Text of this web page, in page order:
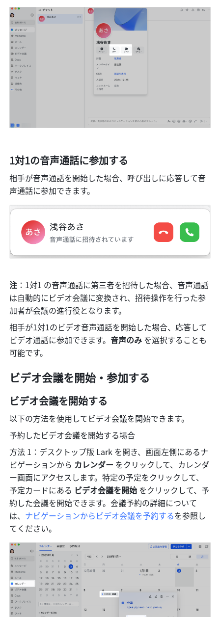
1対1の音声通話に参加する
相手が音声通話を開始した場合、呼び出しに応答して音
声通話に参加できます。
注 ：1対1 の音声通話に第三者を招待した場合、音声通話
は自動的にビデオ会議に変換され、招待操作を行った参
加者が会議の進行役となります。
相手が1対1のビデオ音声通話を開始した場合、応答して
ビデオ通話に参加できます。 音声のみ を選択することも
可能です。
ビデオ会議を開始・参加する
ビデオ会議を開始する
以下の方法を使用してビデオ会議を開始できます。
予約したビデオ会議を開始する場合
方法 1：デスクトップ版 Lark を開き、画面左側にあるナ
ビゲーションから カレンダー をクリックして、カレンダ
ー画面にアクセスします。特定の予定をクリックして、
予定カードにある ビデオ会議を開始 をクリックして、予
約した会議を開始できます。会議予約の詳細について
は、 ナビゲーションからビデオ会議を予約するを参照し
てください。